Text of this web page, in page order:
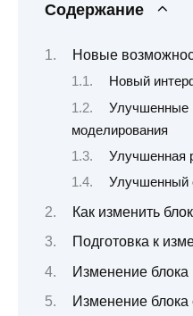
Содержание
Новые
Новый
Улучшенные
моделирования
Улучшенная
Улучшенный
Как изменить
Подготовка к
Изменение блока
Изменение